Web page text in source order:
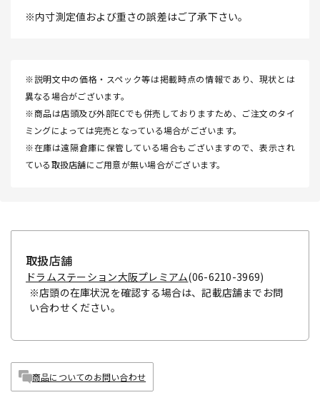
※内寸測定値および重さの誤差はご了承下さい。
※説明文中の価格・スペック等は掲載時点の情報であり、現状とは
異なる場合がございます。
※商品は店頭及び外部ECでも併売しておりますため、ご注文のタイ
ミングによっては完売となっている場合がございます。
※在庫は遠隔倉庫に保管している場合もございますので、表示され
ている取扱店舗にご用意が無い場合がございます。
取扱店舗
ドラムステーション大阪プレミアム(06-6210-3969)
※店頭の在庫状況を確認する場合は、記載店舗までお問
い合わせください。
商品についてのお問い合わせ